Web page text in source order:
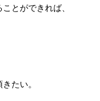
とができれば、
たい。